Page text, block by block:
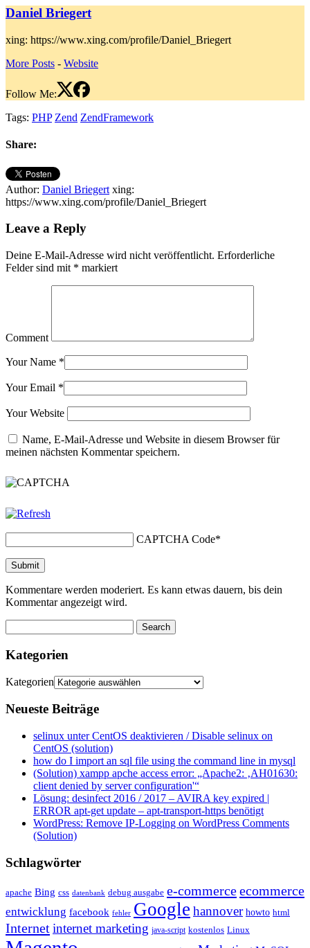
Daniel Briegert
xing: https://www.xing.com/profile/Daniel_Briegert
More Posts - Website
Follow Me:
Tags: PHP Zend ZendFramework
Share:
Author: Daniel Briegert xing:
https://www.xing.com/profile/Daniel_Briegert
Leave a Reply
Deine E-Mail-Adresse wird nicht veröffentlicht. Erforderliche
Felder sind mit * markiert
Comment
Your Name *
Your Email *
Your Website
Name, E-Mail-Adresse und Website in diesem Browser für
meinen nächsten Kommentar speichern.
CAPTCHA Code*
Kommentare werden moderiert. Es kann etwas dauern, bis dein
Kommentar angezeigt wird.
Kategorien
Kategorien
Neueste Beiträge
selinux unter CentOS deaktivieren / Disable selinux on
CentOS (solution)
how do I import an sql file using the command line in mysql
(Solution) xampp apche access error: „Apache2: ‚AH01630:
client denied by server configuration'“
Lösung: desinfect 2016 / 2017 – AVIRA key expired |
ERROR apt-get update – apt-transport-https benötigt
WordPress: Remove IP-Logging on WordPress Comments
(Solution)
Schlagwörter
apache Bing css datenbank debug ausgabe e-commerceecommerce
entwicklung facebook fehler Google hannover howto html
Internetinternet marketing java-script kostenlos Linux